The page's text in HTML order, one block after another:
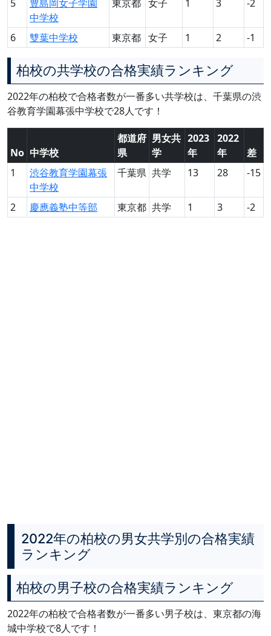
5
豊島岡女子学園
中学校
東京都 女子 1 3 -2
6 雙葉中学校 東京都 女子 1 2 -1
柏校の共学校の合格実績ランキング
2022年の柏校で合格者数が一番多い共学校は、千葉県の渋
谷教育学園幕張中学校で28人です！
No 中学校
都道府
県
男女共
学
2023
年
2022
年
差
1
渋谷教育学園幕張
中学校
千葉県 共学 13 28 -15
2 慶應義塾中等部 東京都 共学 1 3 -2
2022年の柏校の男女共学別の合格実績
ランキング
柏校の男子校の合格実績ランキング
2022年の柏校で合格者数が一番多い男子校は、東京都の海
城中学校で8人です！